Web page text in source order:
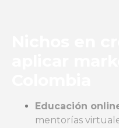
Educación
mentorías